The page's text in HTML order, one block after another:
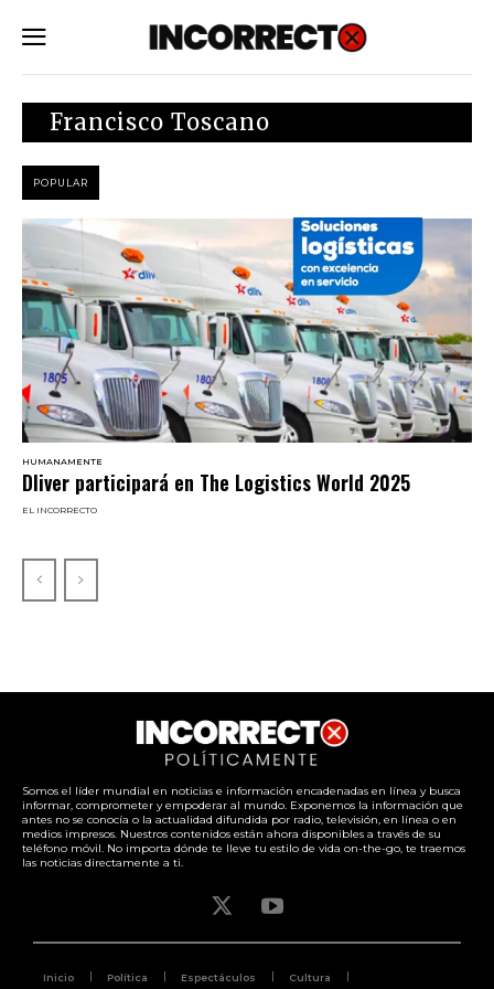
Francisco Toscano
POPULAR
HUMANAMENTE
Dliver participará en The Logistics World 2025
EL INCORRECTO
Somos el líder mundial en noticias e información encadenadas en línea y busca
informar, comprometer y empoderar al mundo. Exponemos la información que
antes no se conocía o la actualidad difundida por radio, televisión, en línea o en
medios impresos. Nuestros contenidos están ahora disponibles a través de su
teléfono móvil. No importa dónde te lleve tu estilo de vida on-the-go, te traemos
las noticias directamente a ti.
Inicio Política Espectáculos Cultura